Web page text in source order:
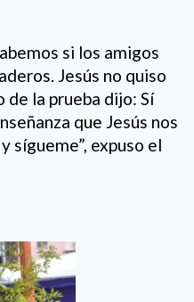
si los amigos
Jesús no quiso
la prueba dijo: Sí
que Jesús nos
sígueme”, expuso el